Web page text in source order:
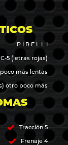
P I R E L L I
5 (letras rojas)
más lentas
otro poco más
Tracción 5
Frenaje 4